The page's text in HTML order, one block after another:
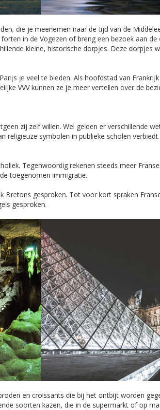
die je meenemen naar de tijd van de
in de Vogezen of breng een bezoek aan
kleine, historische dorpjes. Deze dorpjes
je veel te bieden. Als hoofdstad van
VVV kunnen ze je meer vertellen over de
zij zelf willen. Wel gelden er verschillende
religieuze symbolen in publieke scholen
Tegenwoordig rekenen steeds meer
toegenomen immigratie.
gesproken. Tot voor kort spraken
gesproken.
en croissants die bij het ontbijt worden
soorten kazen, die in de supermarkt of op